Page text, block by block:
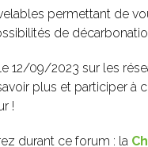
permettant de
de
12/09/2023 sur les
plus et participer à
!
durant ce forum : la